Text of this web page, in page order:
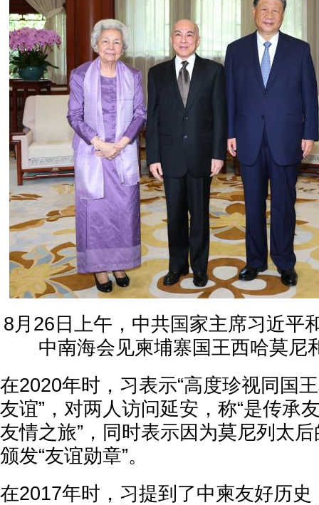
8月26日上午，中共国家主席习近平
中南海会见柬埔寨国王西哈莫尼
在2020年时，习表示“高度珍视同国
友谊”，对两人访问延安，称“是传承
友情之旅”，同时表示因为莫尼列太
颁发“友谊勋章”。
在2017年时，习提到了中柬友好历史